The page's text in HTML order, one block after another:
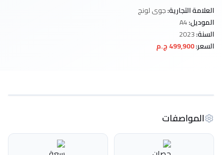
العلامة التجارية:جوى لونج
الموديل:A4
السنة:
السعر:499,900 ج.م
المواصفات